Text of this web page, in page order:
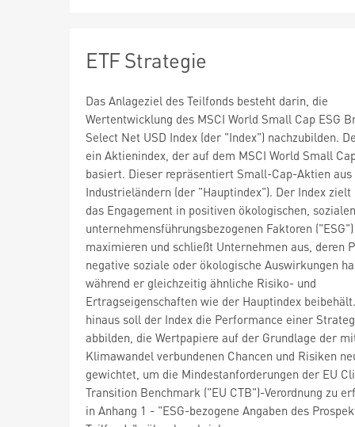
ETF Strategie
Das Anlageziel des Teilfonds besteht darin, die
Wertentwicklung des MSCI World Small Cap ESG
Select Net USD Index (der "Index") nachzubilden.
ein Aktienindex, der auf dem MSCI World Small
basiert. Dieser repräsentiert Small-Cap-Aktien aus
Industrieländern (der "Hauptindex"). Der Index zielt
das Engagement in positiven ökologischen,
unternehmensführungsbezogenen Faktoren
maximieren und schließt Unternehmen aus, deren
negative soziale oder ökologische Auswirkungen
während er gleichzeitig ähnliche Risiko- und
Ertragseigenschaften wie der Hauptindex
hinaus soll der Index die Performance einer
abbilden, die Wertpapiere auf der Grundlage der
Klimawandel verbundenen Chancen und Risiken
gewichtet, um die Mindestanforderungen der EU
Transition Benchmark ("EU CTB")-Verordnung zu
in Anhang 1 - "ESG-bezogene Angaben des